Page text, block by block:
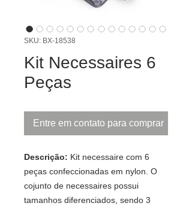
SKU: BX-18538
Kit Necessaires 6
Peças
Entre em contato para comprar
Descrição: Kit necessaire com 6
peças confeccionadas em nylon. O
cojunto de necessaires possui
tamanhos diferenciados, sendo 3